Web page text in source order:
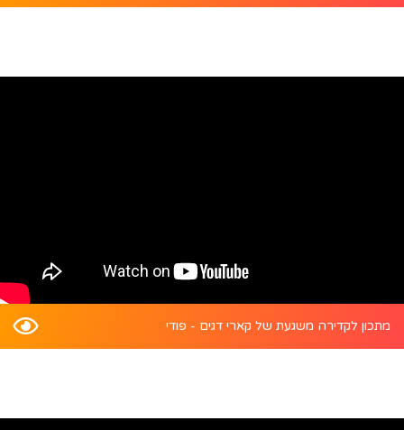
מתכון לקדירה משגעת של קארי דגים - פודי